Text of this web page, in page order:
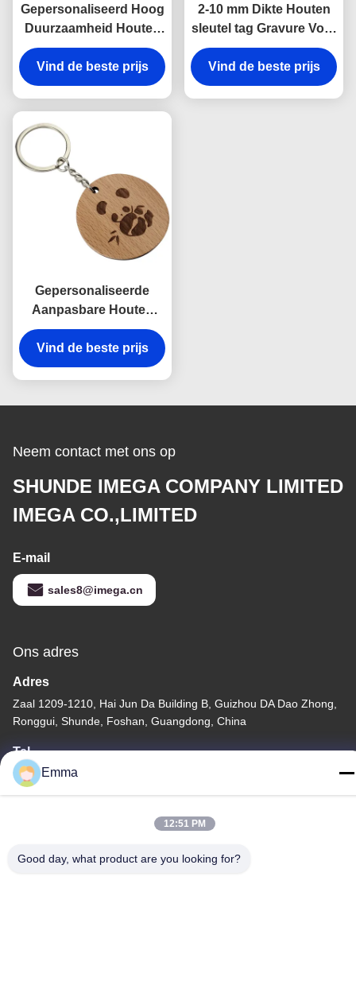
Gepersonaliseerd Hoog
Duurzaamheid Houten
Sleutelhanger Gravure
Voor Op maat
Gravureerde Bedrijfs
Vind de beste prijs
2-10 mm Dikte Houten
sleutel tag Gravure Voor
zakelijke evenementen
Personalization
decoratie
Vind de beste prijs
Gepersonaliseerde
Aanpasbare Houten
Sleutelhanger
Gravering 2-10mm Dikte
Vind de beste prijs
Neem contact met ons op
SHUNDE IMEGA COMPANY LIMITED
IMEGA CO.,LIMITED
E-mail
sales8@imega.cn
Ons adres
Adres
Zaal 1209-1210, Hai Jun Da Building B, Guizhou DA Dao Zhong,
Ronggui, Shunde, Foshan, Guangdong, China
Tel
86-15816904632
Privacybeleid
Sitemap
Emma
12:51 PM
Good day, what product are you looking for?